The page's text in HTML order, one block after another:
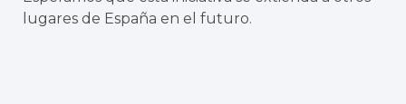
lugares de España en el futuro.